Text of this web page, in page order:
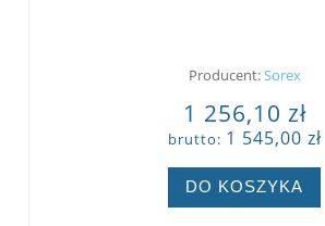
Producent:Sorex
1 256,10 zł
brutto: 1 545,00 zł
DO KOSZYKA